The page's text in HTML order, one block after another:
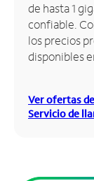
Encuentra
una
tienda
de hasta 1
confiable.
los precios
disponibles
Ver ofertas
Servicio de